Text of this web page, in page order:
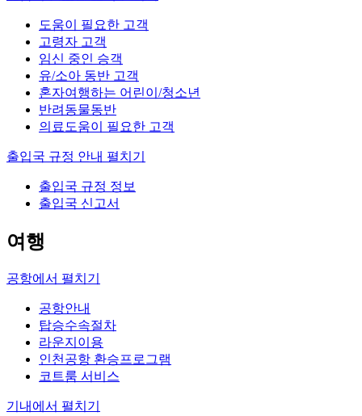
도움이 필요한 고객
고령자 고객
임신 중인 승객
유/소아 동반 고객
혼자여행하는 어린이/청소년
반려동물동반
의료도움이 필요한 고객
출입국 규정 안내 펼치기
출입국 규정 정보
출입국 신고서
여행
공항에서 펼치기
공항안내
탑승수속절차
라운지이용
인천공항 환승프로그램
코트룸 서비스
기내에서 펼치기